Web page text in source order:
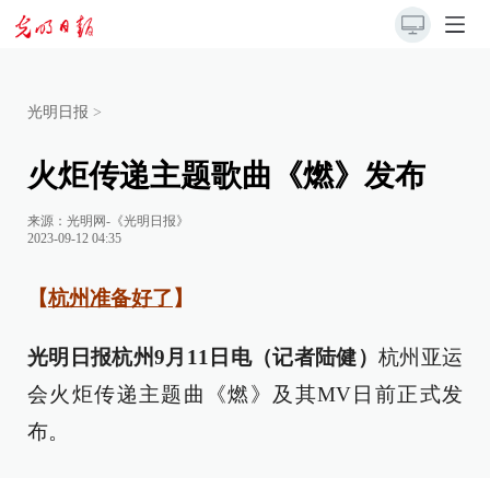
光明日报 >
火炬传递主题歌曲《燃》发布
来源： 光明网-《光明日报》
2023-09-12 04:35
【杭州准备好了 】
光明日报杭州9月11日电（记者陆健） 杭州亚运
会火炬传递主题曲《燃》及其MV日前正式发
布。